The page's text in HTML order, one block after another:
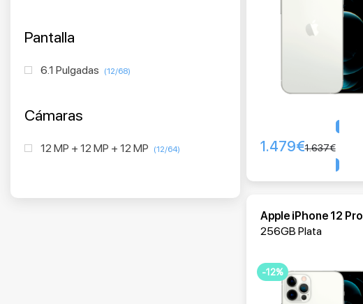
Pantalla
6.1 Pulgadas (12/68)
Cámaras
12 MP + 12 MP + 12 MP (12/64) 1.637€
1.479€
Apple iPhone 12 Pro
256GB Plata
-12%